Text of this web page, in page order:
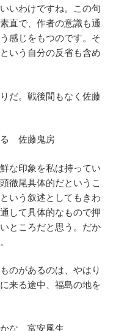
いわけですね。この句
直で、作者の意識も通
感じをもつのです。そ
いう自分の反省も含め
だ。戦後間もなく佐藤
佐藤鬼房
な印象を私は持ってい
徹尾具体的だというこ
いう叙述としてもきわ
して具体的なもので押
ところだと思う。だか
のがあるのは、やはり
来る途中、福島の地を
な 富安風生